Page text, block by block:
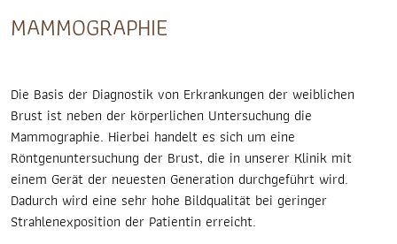
zum
ausgewählten
Suchergebnis
zu
gelangen.
Benutzer
von
MAMMOGRAPHIE
Die Basis der Diagnostik von Erkrankungen der weiblichen
Brust ist neben der körperlichen Untersuchung die
Mammographie. Hierbei handelt es sich um eine
Röntgenuntersuchung der Brust, die in unserer Klinik mit
einem Gerät der neuesten Generation durchgeführt wird.
Dadurch wird eine sehr hohe Bildqualität bei geringer
Strahlenexposition der Patientin erreicht.